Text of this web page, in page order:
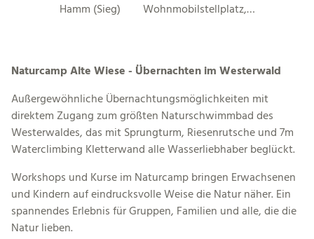
Hamm (Sieg) Wohnmobilstellplatz,…
Naturcamp Alte Wiese - Übernachten im Westerwald
Außergewöhnliche Übernachtungsmöglichkeiten mit
direktem Zugang zum größten Naturschwimmbad des
Westerwaldes, das mit Sprungturm, Riesenrutsche und 7m
Waterclimbing Kletterwand alle Wasserliebhaber beglückt.
Workshops und Kurse im Naturcamp bringen Erwachsenen
und Kindern auf eindrucksvolle Weise die Natur näher. Ein
spannendes Erlebnis für Gruppen, Familien und alle, die die
Natur lieben.